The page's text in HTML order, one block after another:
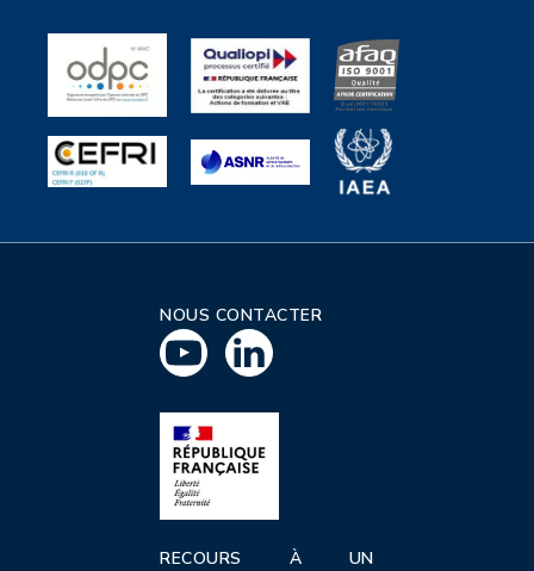
NOUS CONTACTER
RECOURS À UN